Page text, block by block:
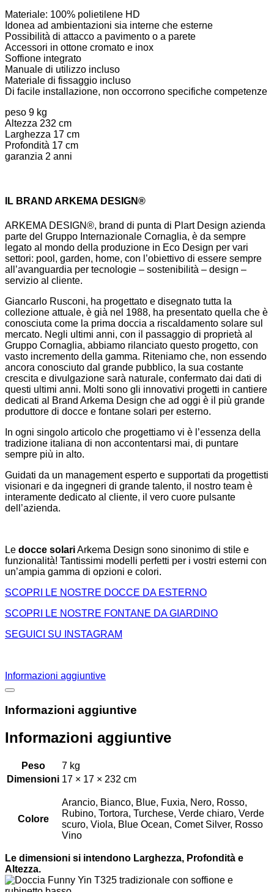
Materiale: 100% polietilene HD
Idonea ad ambientazioni sia interne che esterne
Possibilità di attacco a pavimento o a parete
Accessori in ottone cromato e inox
Soffione integrato
Manuale di utilizzo incluso
Materiale di fissaggio incluso
Di facile installazione, non occorrono specifiche competenze
peso 9 kg
Altezza 232 cm
Larghezza 17 cm
Profondità 17 cm
garanzia 2 anni
IL BRAND ARKEMA DESIGN®
ARKEMA DESIGN®, brand di punta di Plart Design azienda
parte del Gruppo Internazionale Cornaglia, è da sempre
legato al mondo della produzione in Eco Design per vari
settori: pool, garden, home, con l’obiettivo di essere sempre
all’avanguardia per tecnologie – sostenibilità – design –
servizio al cliente.
Giancarlo Rusconi, ha progettato e disegnato tutta la
collezione attuale, è già nel 1988, ha presentato quella che è
conosciuta come la prima doccia a riscaldamento solare sul
mercato. Negli ultimi anni, con il passaggio di proprietà al
Gruppo Cornaglia, abbiamo rilanciato questo progetto, con
vasto incremento della gamma. Riteniamo che, non essendo
ancora conosciuto dal grande pubblico, la sua costante
crescita e divulgazione sarà naturale, confermato dai dati di
questi ultimi anni. Molti sono gli innovativi progetti in cantiere
dedicati al Brand Arkema Design che ad oggi è il più grande
produttore di docce e fontane solari per esterno.
In ogni singolo articolo che progettiamo vi è l’essenza della
tradizione italiana di non accontentarsi mai, di puntare
sempre più in alto.
Guidati da un management esperto e supportati da progettisti
visionari e da ingegneri di grande talento, il nostro team è
interamente dedicato al cliente, il vero cuore pulsante
dell’azienda.
Le docce solariArkema Design sono sinonimo di stile e
funzionalità! Tantissimi modelli perfetti per i vostri esterni con
un’ampia gamma di opzioni e colori.
SCOPRI LE NOSTRE DOCCE DA ESTERNO
SCOPRI LE NOSTRE FONTANE DA GIARDINO
SEGUICI SU INSTAGRAM
Informazioni aggiuntive
Informazioni aggiuntive
Informazioni aggiuntive
Peso
7 kg
Dimensioni 17 × 17 × 232 cm
Colore
Arancio, Bianco, Blue, Fuxia, Nero, Rosso,
Rubino, Tortora, Turchese, Verde chiaro, Verde
scuro, Viola, Blue Ocean, Comet Silver, Rosso
Vino
Le dimensioni si intendono Larghezza, Profondità e
Altezza.